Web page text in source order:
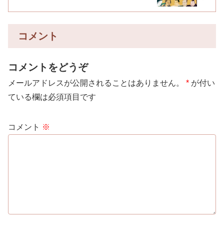
コメント
コメントをどうぞ
メールアドレスが公開されることはありません。 * が付い
ている欄は必須項目です
コメント ※